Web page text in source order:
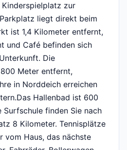
zur
liegt direkt beim
ist 1,4 Kilometer entfernt,
und Café befinden sich
Die
Meter entfernt,
in Norddeich erreichen
Hallenbad ist 600
Surfschule finden Sie nach
8 Kilometer. Tennisplätze
vom Haus, das nächste